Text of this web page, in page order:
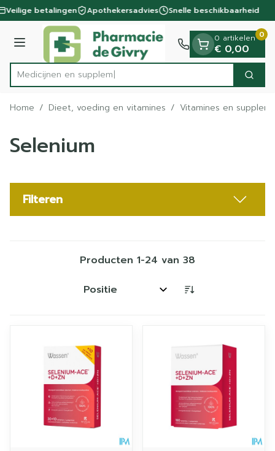
Ga naar de inhoud
1 van 1
Veilige betalingen Apothekersadvies Snelle beschikbaarheid
Menu
Product, merk, categorie...
Me Zoek
0 artikelen
€ 0,00
0
Home / Dieet, voeding en vitamines / Vitamines en
Selenium
Filteren
Producten 1-24 van 38
Sorteer op: